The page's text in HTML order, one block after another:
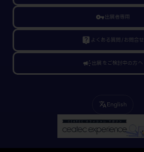
vpn_key出展者専用
live_help よくある質問/お問合せ
campaign出展をご検討中の方へ
translateEnglish